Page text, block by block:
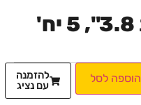
סוקט ביט מגנטית 3.8", 5 יח'
הוספה לסל
להזמנה
עם נציג